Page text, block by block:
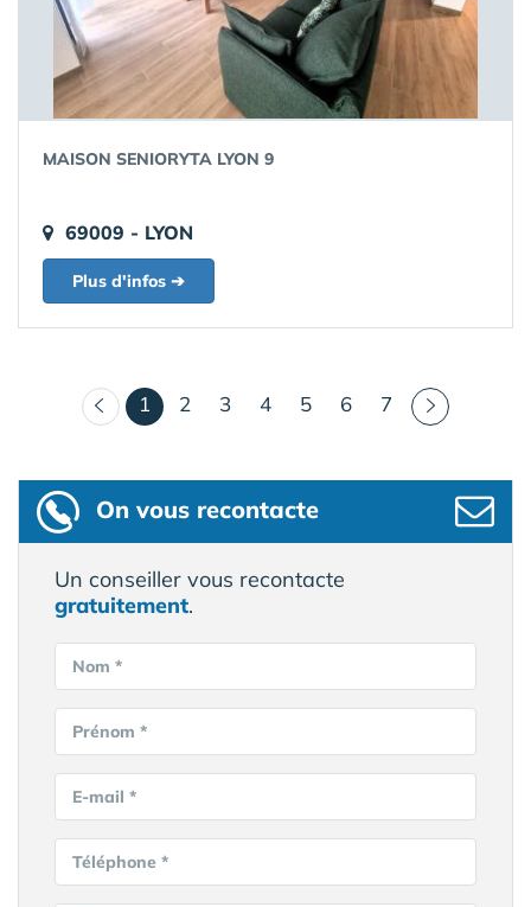
MAISON SENIORYTA LYON 9
69009 - LYON
Plus d'infos ➔
1 (courant)
2 3 4 5 6 7
On vous recontacte
Un conseiller vous recontacte
gratuitement.
Nom *
Prénom *
E-mail *
Téléphone *